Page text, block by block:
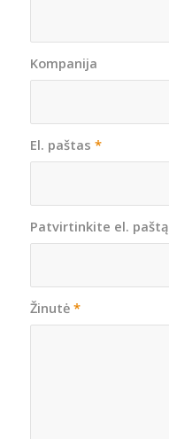
Kompanija
El. paštas *
Patvirtinkite el. paštą
Žinutė *